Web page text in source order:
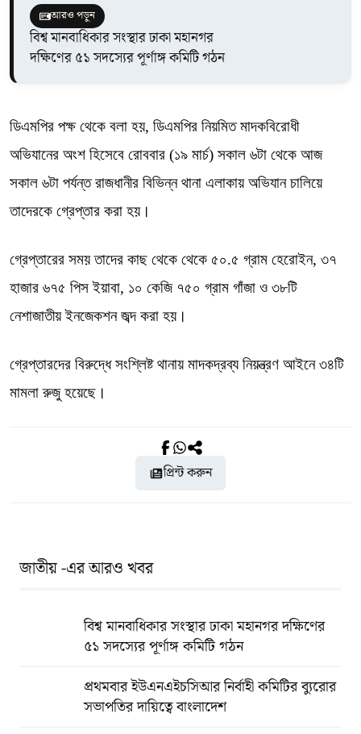
আরও পড়ুন
বিশ্ব মানবাধিকার সংস্থার ঢাকা মহানগর
দক্ষিণের ৫১ সদস্যের পূর্ণাঙ্গ কমিটি গঠন
ডিএমপির পক্ষ থেকে বলা হয়, ডিএমপির নিয়মিত মাদকবিরোধী
অভিযানের অংশ হিসেবে রোববার (১৯ মার্চ) সকাল ৬টা থেকে আজ
সকাল ৬টা পর্যন্ত রাজধানীর বিভিন্ন থানা এলাকায় অভিযান চালিয়ে
তাদেরকে গ্রেপ্তার করা হয়।
গ্রেপ্তারের সময় তাদের কাছ থেকে থেকে ৫০.৫ গ্রাম হেরোইন, ৩৭
হাজার ৬৭৫ পিস ইয়াবা, ১০ কেজি ৭৫০ গ্রাম গাঁজা ও ৩৮টি
নেশাজাতীয় ইনজেকশন জব্দ করা হয়।
গ্রেপ্তারদের বিরুদ্ধে সংশ্লিষ্ট থানায় মাদকদ্রব্য নিয়ন্ত্রণ আইনে ৩৪টি
মামলা রুজু হয়েছে।
প্রিন্ট করুন
জাতীয় -এর আরও খবর
বিশ্ব মানবাধিকার সংস্থার ঢাকা মহানগর দক্ষিণের
৫১ সদস্যের পূর্ণাঙ্গ কমিটি গঠন
প্রথমবার ইউএনএইচসিআর নির্বাহী কমিটির ব্যুরোর
সভাপতির দায়িত্বে বাংলাদেশ